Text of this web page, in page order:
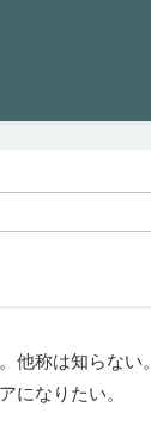
他称は知らない
になりたい。